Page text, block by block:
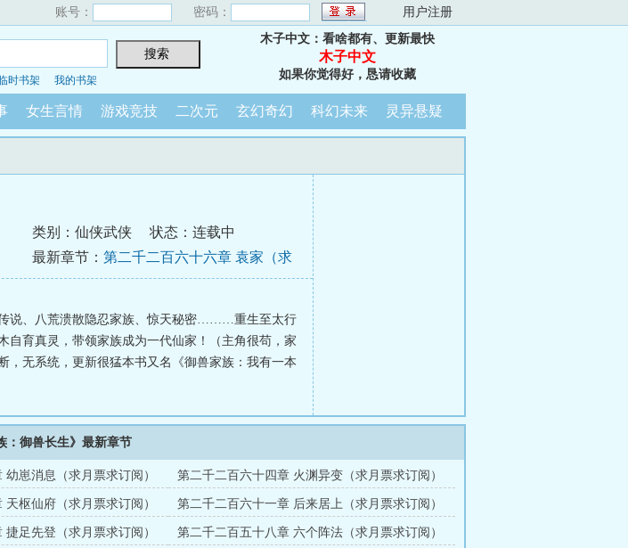
账号： 密码： 用户注册
时书架 我的书架
木子中文：看啥都有、更新最快
木子中文
如果你觉得好，恳请收藏
女生言情 游戏竞技 二次元 玄幻奇幻 科幻未来 灵异悬疑
类别：仙侠武侠
状态：连载中
最新章节： 第二千二百六十六章 袁家（求
月票求订阅）
传说、八荒溃散隐忍家族、惊天秘密………重生至太行
自育真灵，带领家族成为一代仙家！（主角很苟，家
，无系统，更新很猛本书又名《御兽家族：我有一本
：御兽长生》最新章节
崽消息（求月票求订阅） 第二千二百六十四章 火渊异变（求月票求订阅）
枢仙府（求月票求订阅） 第二千二百六十一章 后来居上（求月票求订阅）
足先登（求月票求订阅） 第二千二百五十八章 六个阵法（求月票求订阅）